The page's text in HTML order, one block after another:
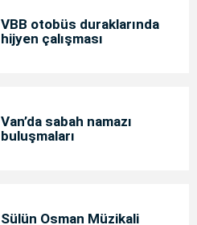
VBB otobüs duraklarında
hijyen çalışması
Van’da sabah namazı
buluşmaları
Sülün Osman Müzikali